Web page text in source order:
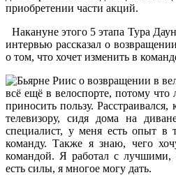
приобретении части акций.
Накануне этого 5 этапа Тура
интервью рассказал о
о том, что хочет изменить в
всё ещё в велоспорте, потому
приносить пользу. Расстраивался,
телевизору, сидя дома на
специалист, у меня есть опыт в
команду. Также я знаю, чего
командой. Я работал с
есть силы, я многое могу дать.